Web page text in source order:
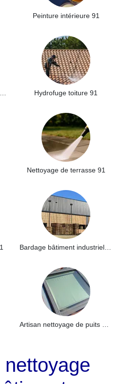
Peinture intérieure 91
Hydrofuge toiture 91
Nettoyage de terrasse 91